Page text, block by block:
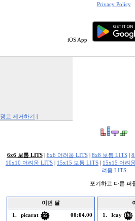
Privacy Policy
iOS App
광고 제거하기 |
6x6 보통 LITS| 6x6 어려움 LITS| 8x8 보통 LITS|
10x10 어려움 LITS | 15x15 보통 LITS | 15x15 어려
려움 LITS
포기하고 다른 퍼
이번 달
1.
picarat 55
00:04.00
1.
Icay 198